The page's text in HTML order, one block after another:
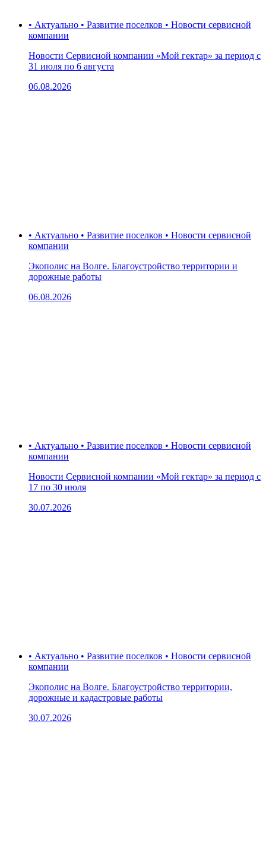
• Актуально • Развитие поселков • Новости сервисной
компании
Новости Сервисной компании «Мой гектар» за период с
31 июля по 6 августа
06.08.2026
• Актуально • Развитие поселков • Новости сервисной
компании
Экополис на Волге. Благоустройство территории и
дорожные работы
06.08.2026
• Актуально • Развитие поселков • Новости сервисной
компании
Новости Сервисной компании «Мой гектар» за период с
17 по 30 июля
30.07.2026
• Актуально • Развитие поселков • Новости сервисной
компании
Экополис на Волге. Благоустройство территории,
дорожные и кадастровые работы
30.07.2026